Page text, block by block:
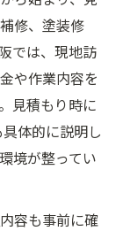
修、塗装修
では、現地訪
や作業内容を
見積もり時に
体的に説明し
境が整ってい
容も事前に確